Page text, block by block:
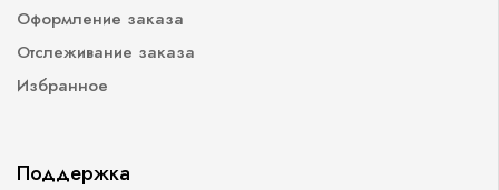
Оформление заказа
Отслеживание заказа
Избранное
Поддержка